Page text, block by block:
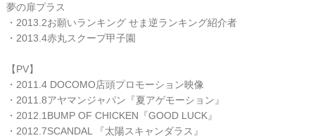
夢の扉プラス
・2013.2お願いランキング せま逆ランキング紹介者
・2013.4赤丸スクープ甲子園
【PV】
・2011.4 DOCOMO店頭プロモーション映像
・2011.8アヤマンジャパン『夏アゲモーション』
・2012.1BUMP OF CHICKEN『GOOD LUCK』
・2012.7SCANDAL 『太陽スキャンダラス』